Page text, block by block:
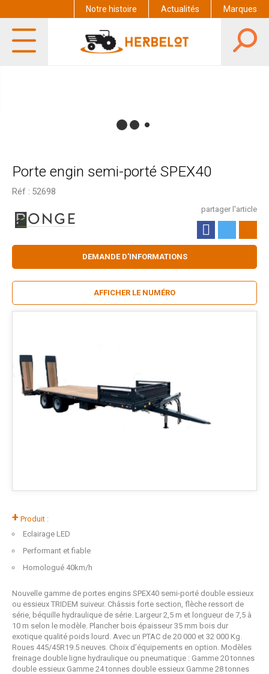
Notre histoire Actualités Marques
Porte engin semi-porté SPEX40
Réf : 52698
+ Produit :
Eclairage LED
Performant et fiable
Homologué 40km/h
partager l'article
Nouvelle gamme de portes engins SPEX40 semi-porté double essieux
ou essieux TRIDEM suiveur. Châssis forte section, flèche ressort de
série, béquille hydraulique de série. Largeur 2,5 m et longueur de 7,5 à
10 m selon le modèle. Plancher bois épaisseur 35 mm bois dur
exotique qualité poids lourd. Avec un PTAC de 20 000 et 32 000 Kg.
Roues 445/45R19.5 neuves. Choix d’équipements en option. Modèles
freinage double ligne hydraulique ou pneumatique : Gamme 20 tonnes
double essieux Gamme 24 tonnes double essieux Gamme 28 tonnes
DEMANDE D'INFORMATIONS
AFFICHER LE NUMÉRO